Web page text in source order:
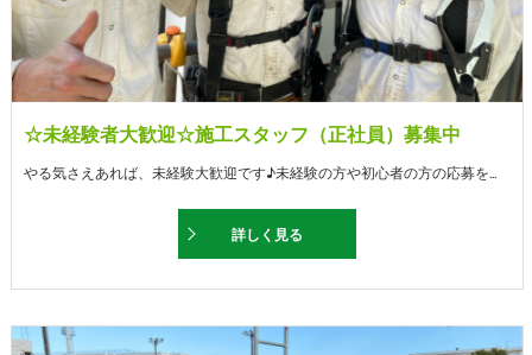
☆未経験者大歓迎☆施工スタッフ（正社員）募集中
やる気さえあれば、未経験大歓迎です♪未経験の方や初心者の方の応募を歓迎しております。 また、それと同時に経験者の方優遇◎ 若い方、ご年配の方問わず幅広く求人募集中です！ 基本的なサービスとして足場工事や鉄骨建て方等に励みながら、暮らしている方の命を守る建物造りに取り組んでおります。
詳しく見る